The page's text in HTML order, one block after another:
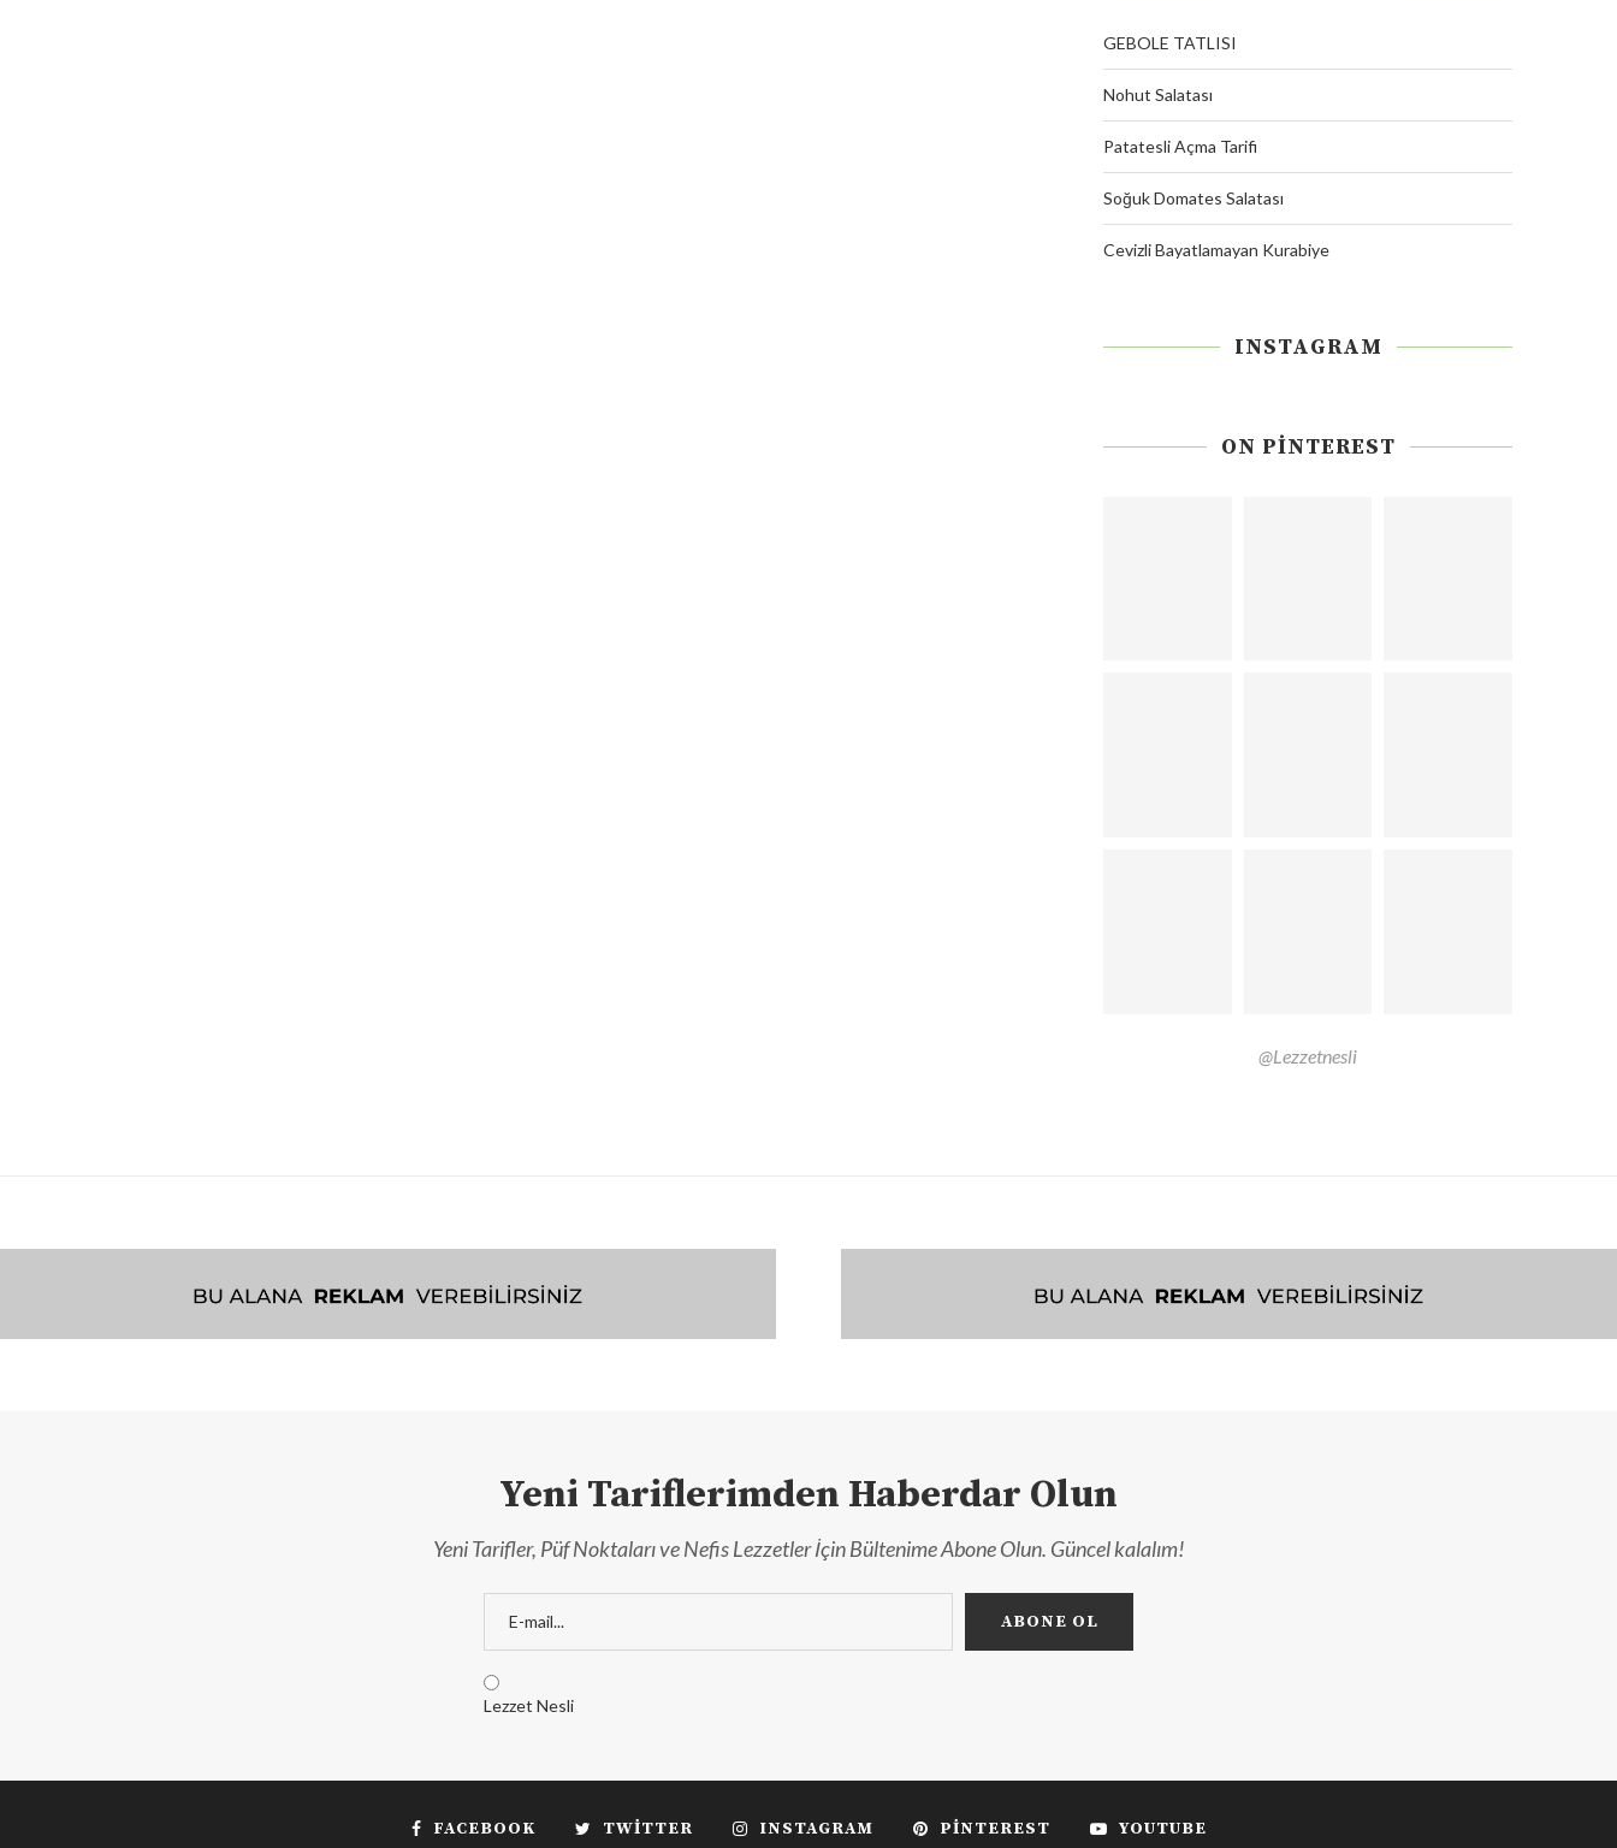
GEBOLE TATLISI
Nohut Salatası
Patatesli Açma Tarifi
Soğuk Domates Salatası
Cevizli Bayatlamayan Kurabiye
INSTAGRAM
ON PINTEREST
@Lezzetnesli
Yeni Tariflerimden Haberdar Olun
Yeni Tarifler, Püf Noktaları ve Nefis Lezzetler İçin Bültenime Abone Olun. Güncel kalalım!
Lezzet Nesli
FACEBOOK TWITTER INSTAGRAM PINTEREST YOUTUBE